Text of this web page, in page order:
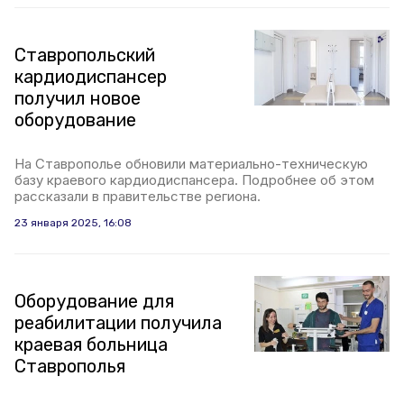
Ставропольский
кардиодиспансер
получил новое
оборудование
На Ставрополье обновили материально-техническую
базу краевого кардиодиспансера. Подробнее об этом
рассказали в правительстве региона.
23 января 2025, 16:08
Оборудование для
реабилитации получила
краевая больница
Ставрополья